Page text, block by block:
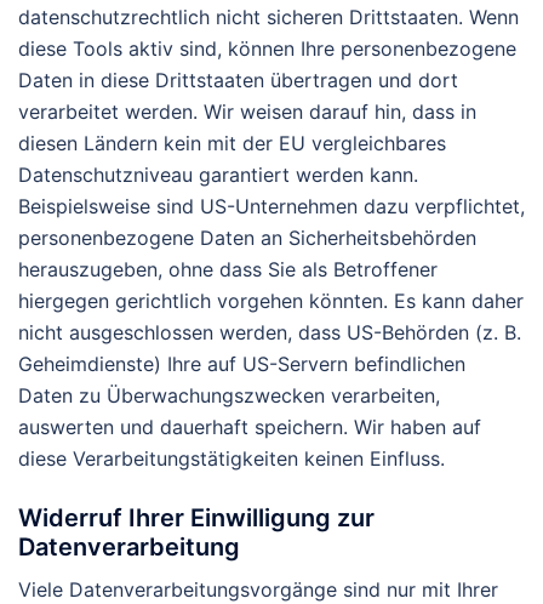
datenschutzrechtlich nicht sicheren Drittstaaten. Wenn
diese Tools aktiv sind, können Ihre personenbezogene
Daten in diese Drittstaaten übertragen und dort
verarbeitet werden. Wir weisen darauf hin, dass in
diesen Ländern kein mit der EU vergleichbares
Datenschutzniveau garantiert werden kann.
Beispielsweise sind US-Unternehmen dazu verpflichtet,
personenbezogene Daten an Sicherheitsbehörden
herauszugeben, ohne dass Sie als Betroffener
hiergegen gerichtlich vorgehen könnten. Es kann daher
nicht ausgeschlossen werden, dass US-Behörden (z. B.
Geheimdienste) Ihre auf US-Servern befindlichen
Daten zu Überwachungszwecken verarbeiten,
auswerten und dauerhaft speichern. Wir haben auf
diese Verarbeitungstätigkeiten keinen Einfluss.
Widerruf Ihrer Einwilligung zur
Datenverarbeitung
Viele Datenverarbeitungsvorgänge sind nur mit Ihrer